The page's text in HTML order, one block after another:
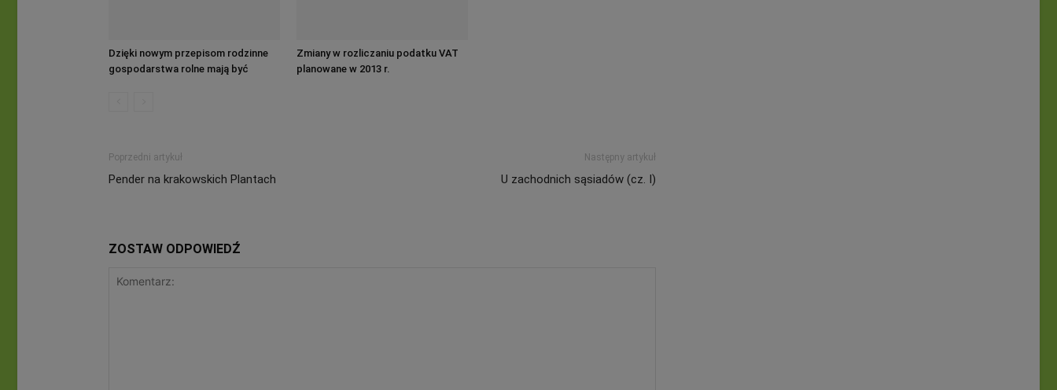
Dzięki nowym przepisom rodzinne
gospodarstwa rolne mają być
Zmiany w rozliczaniu podatku VAT
planowane w 2013 r.
Poprzedni artykuł
Pender na krakowskich Plantach
Następny artykuł
U zachodnich sąsiadów (cz. I)
ZOSTAW ODPOWIEDŹ